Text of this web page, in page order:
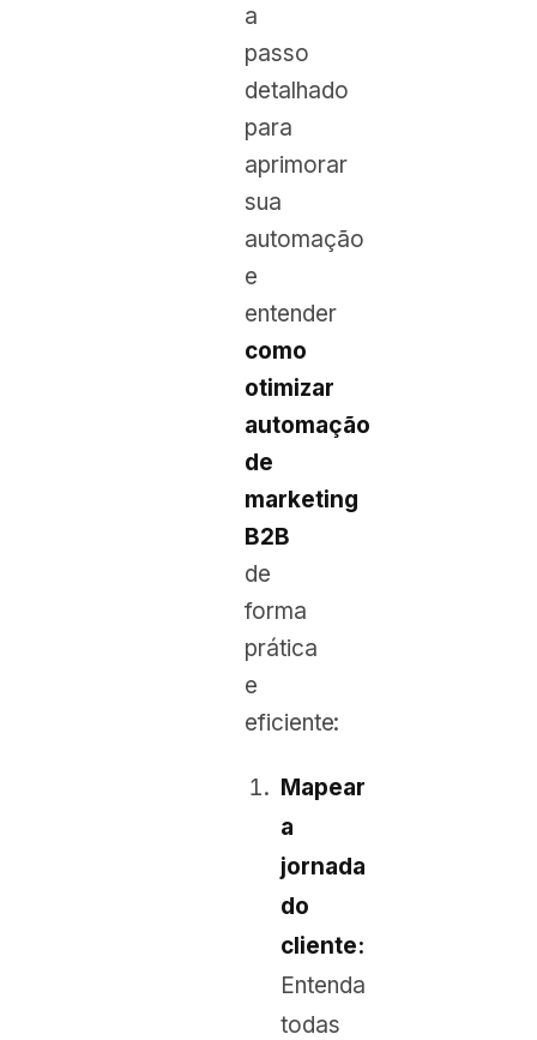
a
passo
detalhado
para
aprimorar
sua
automação
e
entender
como
otimizar
automação
de
marketing
B2B
de
forma
prática
e
eficiente:
Mapear
a
jornada
do
cliente:
Entenda
todas